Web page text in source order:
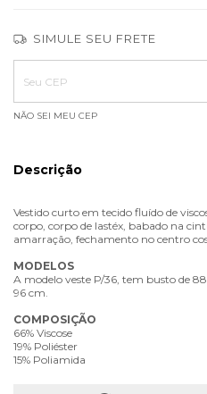
SIMULE SEU FRETE
Entregas para o CEP:
NÃO SEI MEU CEP
Descrição
Vestido curto em tecido fluído de
corpo, corpo de lastéx, babado na
amarração, fechamento no centro
MODELOS
A modelo veste P/36, tem busto de
96 cm.
COMPOSIÇÃO
66% Viscose
19% Poliéster
15% Poliamida